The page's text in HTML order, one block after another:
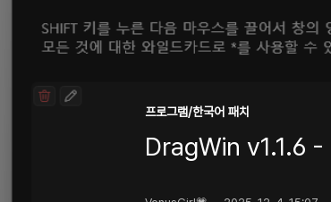
프로그램/한국어 패치